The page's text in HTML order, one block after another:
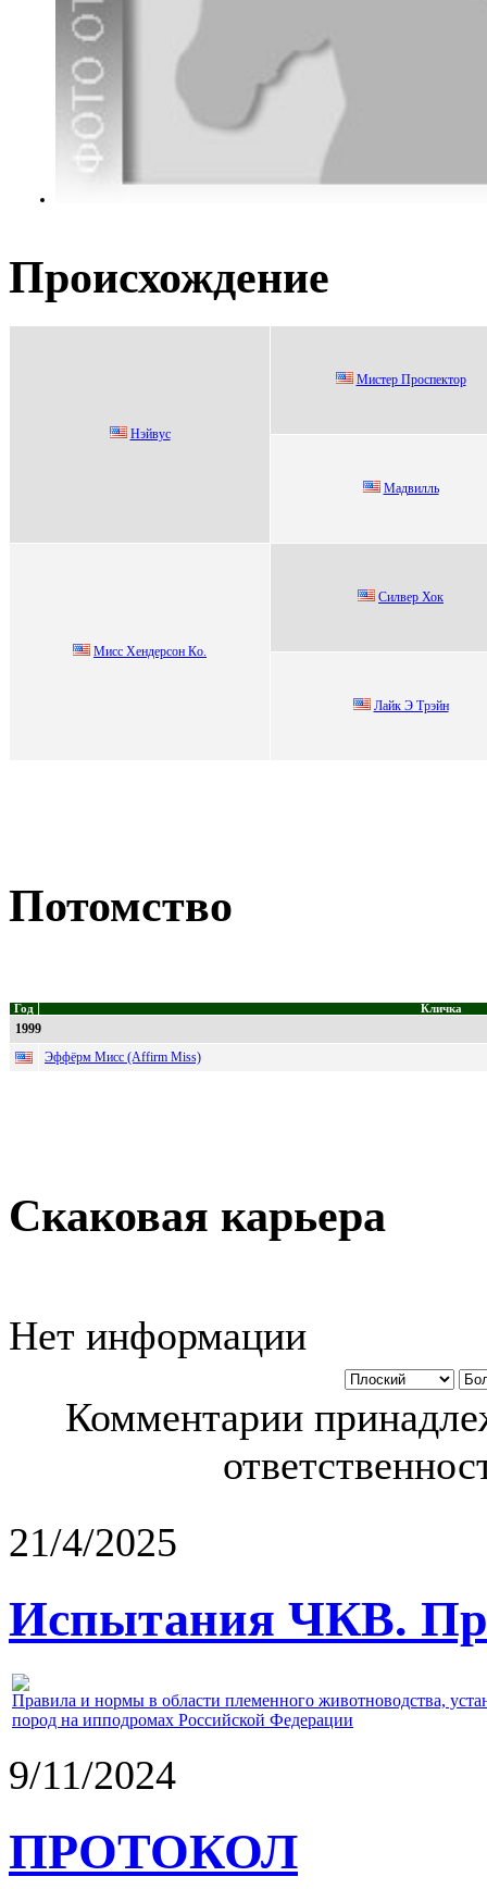
Происхождение
Нэйвус
Миcтep Пpocпeктop
Мадвилль
Mисс Xeндeрсoн Кo.
Силвеp Хок
Лайк Э Трэйн
Потомство
Год Кличка
1999
Эффёрм Мисс (Affirm Miss)
Скаковая карьера
Нет информации
Комментарии
21/4/2025
Испытания ЧКВ.
Правила и нормы в области племенного животноводства,
пород на ипподромах Российской Федерации
9/11/2024
ПРОТОКОЛ